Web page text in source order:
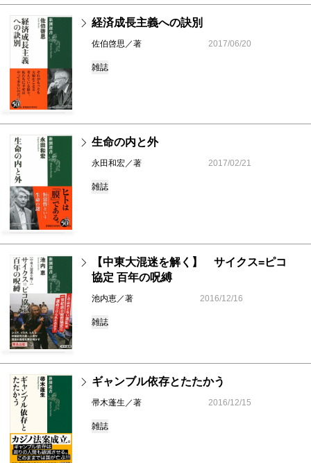
経済成長主義への訣別
佐伯啓思／著 2017/06/20
雑誌
生命の内と外
永田和宏／著 2017/02/21
雑誌
【中東大混迷を解く】 サイクス=ピコ
協定 百年の呪縛
池内恵／著 2016/12/16
雑誌
ギャンブル依存とたたかう
帚木蓬生／著 2016/12/15
雑誌